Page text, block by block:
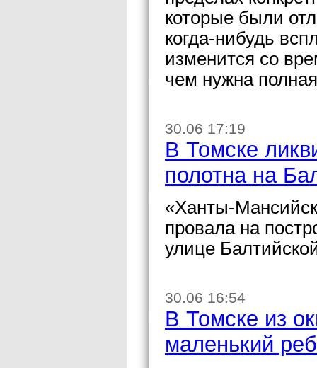
которые были
когда-нибудь
изменится со
чем нужна
30.06 17:19
В Томске
полотна на
«Ханты-
провала на
улице
30.06 16:54
В Томске из
маленький